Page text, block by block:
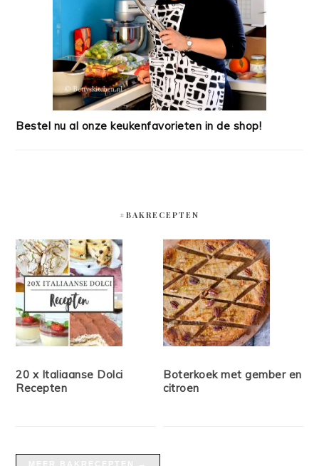
Bestel nu al onze keukenfavorieten in de shop!
#BAKRECEPTEN
20 x Italiaanse Dolci
Recepten
Boterkoek met gember en
citroen